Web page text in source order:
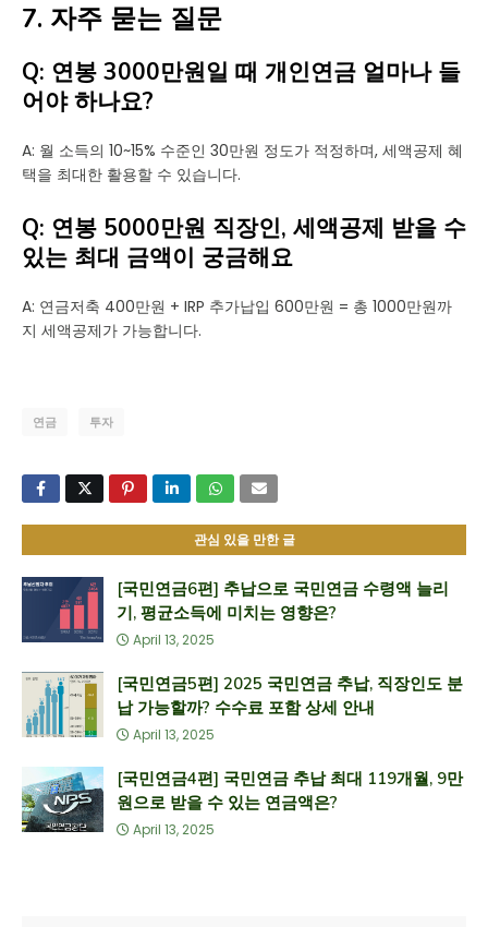
7. 자주 묻는 질문
Q: 연봉 3000만원일 때 개인연금 얼마나 들
어야 하나요?
A: 월 소득의 10~15% 수준인 30만원 정도가 적정하며, 세액공제 혜
택을 최대한 활용할 수 있습니다.
Q: 연봉 5000만원 직장인, 세액공제 받을 수
있는 최대 금액이 궁금해요
A: 연금저축 400만원 + IRP 추가납입 600만원 = 총 1000만원까
지 세액공제가 가능합니다.
연금 투자
관심 있을 만한 글
[국민연금6편] 추납으로 국민연금 수령액 늘리
기, 평균소득에 미치는 영향은?
April 13, 2025
[국민연금5편] 2025 국민연금 추납, 직장인도 분
납 가능할까? 수수료 포함 상세 안내
April 13, 2025
[국민연금4편] 국민연금 추납 최대 119개월, 9만
원으로 받을 수 있는 연금액은?
April 13, 2025